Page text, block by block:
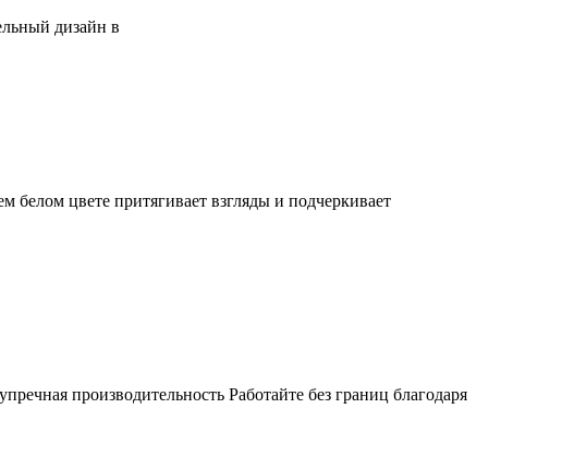
дизайн в
цвете притягивает взгляды и подчеркивает
производительность Работайте без границ благодаря